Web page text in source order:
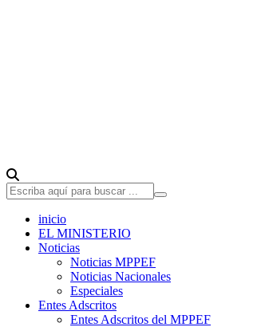
inicio
EL MINISTERIO
Noticias
Noticias MPPEF
Noticias Nacionales
Especiales
Entes Adscritos
Entes Adscritos del MPPEF